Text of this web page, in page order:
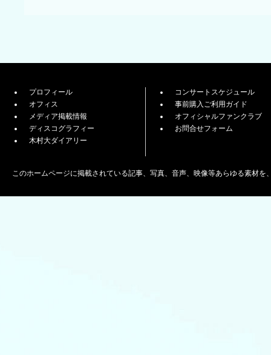
プロフィール
オフィス
メディア掲載情報
ディスコグラフィー
木村大ダイアリー
コンサートスケジュール
事前購入ご利用ガイド
オフィシャルファンクラブ
お問合せフォーム
このホームページに掲載されている記事、写真、音声、映像等あらゆる素材